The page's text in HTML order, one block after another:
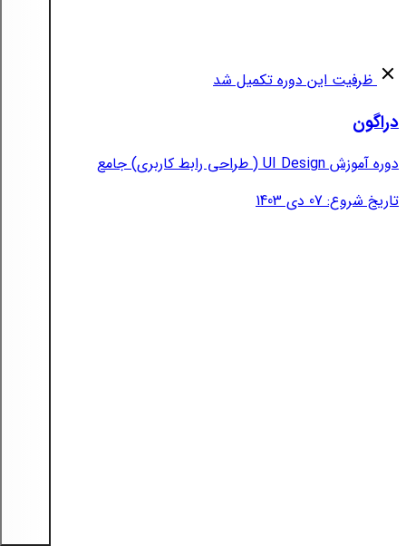
ظرفیت این دوره تکمیل شد
دراگون
دوره آموزش UI Design ( طراحی رابط کاربری) جامع
تاریخ شروع: 07 دی 1403